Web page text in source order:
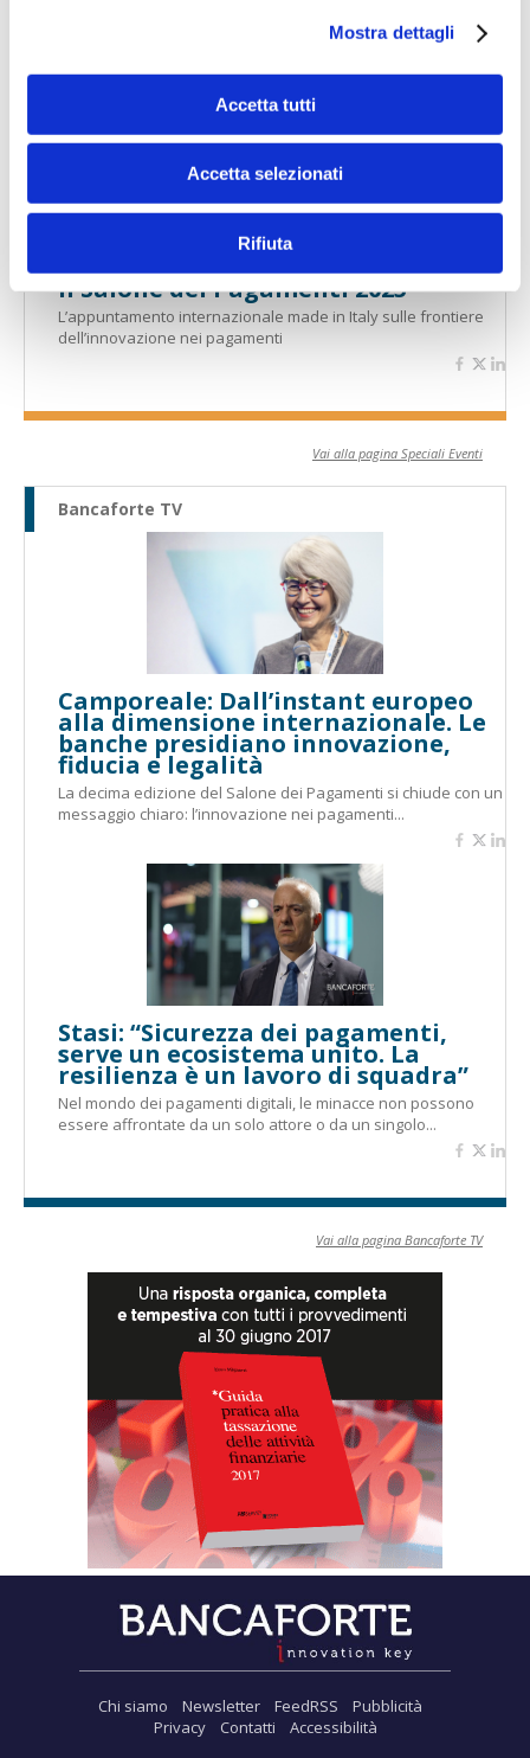
Mostra dettagli
Accetta tutti
Accetta selezionati
Rifiuta
Banche per l'inclusione
Il Salone dei Pagamenti 2025
L’appuntamento internazionale made in Italy sulle frontiere
dell’innovazione nei pagamenti
Vai alla pagina Speciali Eventi
Bancaforte TV
Camporeale: Dall’instant europeo
alla dimensione internazionale. Le
banche presidiano innovazione,
fiducia e legalità
La decima edizione del Salone dei Pagamenti si chiude con un
messaggio chiaro: l’innovazione nei pagamenti...
Stasi: “Sicurezza dei pagamenti,
serve un ecosistema unito. La
resilienza è un lavoro di squadra”
Nel mondo dei pagamenti digitali, le minacce non possono
essere affrontate da un solo attore o da un singolo...
Vai alla pagina Bancaforte TV
Chi siamo Newsletter FeedRSS
Pubblicità
Privacy
Contatti Accessibilità